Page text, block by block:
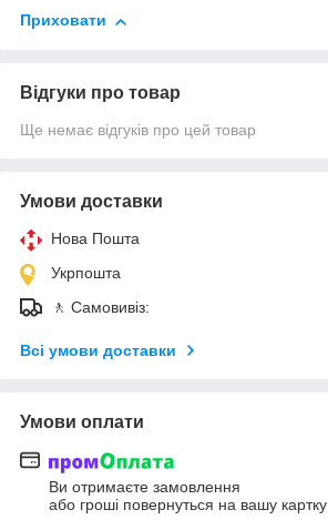
Приховати
Відгуки про товар
Ще немає відгуків про цей товар
Умови доставки
Нова Пошта
Укрпошта
🚶 Самовивіз:
Всі умови доставки
Умови оплати
Ви отримаєте замовлення
або гроші повернуться на вашу картку